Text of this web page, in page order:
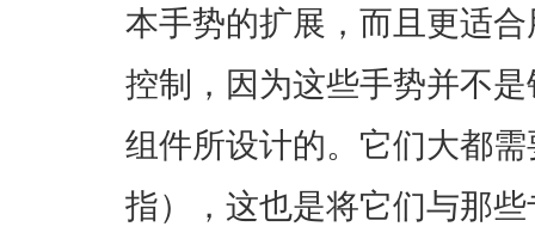
本手势的扩展，而且更适
控制，因为这些手势并不
组件所设计的。它们大都
指），这也是将它们与那